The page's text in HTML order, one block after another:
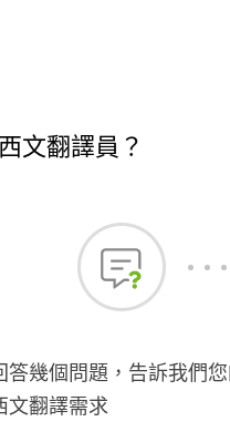
文翻譯員？
答幾個問題，告訴我們
文翻譯需求